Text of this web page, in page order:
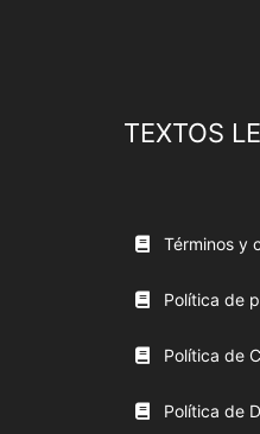
TEXTOS
Términos y
Política de
Política de
Política de